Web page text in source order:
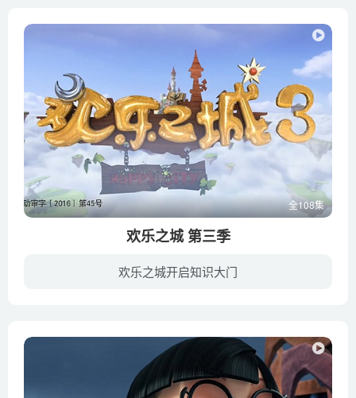
全108集
欢乐之城 第三季
欢乐之城开启知识大门